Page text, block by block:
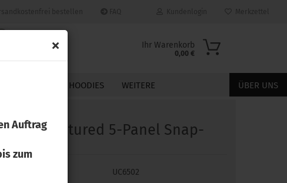
Auftrag
zum
Ihr Warenkorb
0,00 €
HOODIES ÜBER UNS
WEITERE
Un­st­ruc­tu­red 5-​Panel Snap­
UC6502